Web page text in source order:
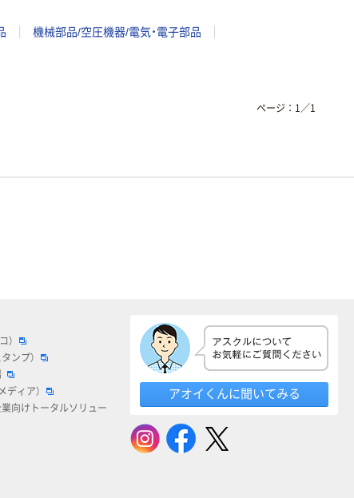
機械部品/空圧機器/電気・電子部品
ページ： 1 ／1
）
ンプ）
ディア）
向けトータルソリュー
アオイくんに聞いてみる